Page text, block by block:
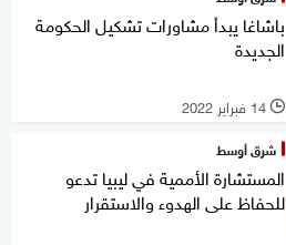
باشاغا يبدأ مشاورات تشكيل الحكومة
الجديدة
l 14 فبراير 2022
شرق أوسط
المستشارة الأممية في ليبيا تدعو
للحفاظ على الهدوء والاستقرار